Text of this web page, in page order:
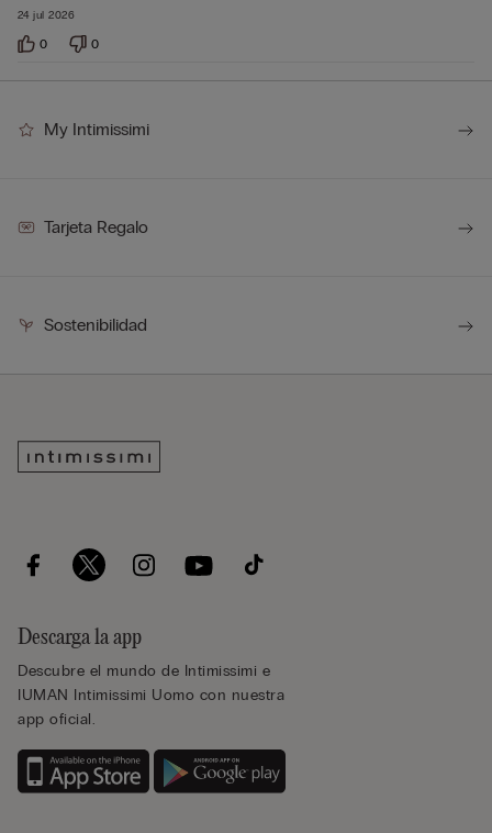
5
24 jul 2026
0 0
My Intimissimi
Tarjeta Regalo
Sostenibilidad
Descarga la app
Descubre el mundo de Intimissimi e
IUMAN Intimissimi Uomo con nuestra
app oficial.